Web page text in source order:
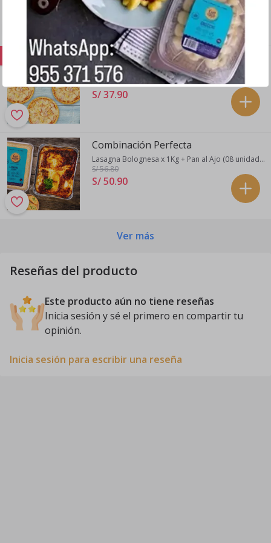
S/ 38 90
Pack Pizzas hawaiana
4 pizzas hawaiana personales
S/ 51.60
S/ 37.90
Combinación Perfecta
Lasagna Bolognesa x 1Kg + Pan al Ajo (08 unidades)
S/ 56.80
S/ 50.90
Ver más
Reseñas del producto
Este producto aún no tiene reseñas
Inicia sesión y sé el primero en compartir tu
opinión.
Inicia sesión para escribir una reseña